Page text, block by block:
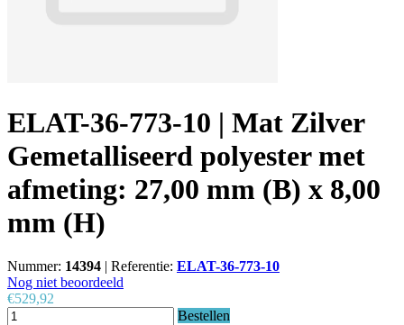
ELAT-36-773-10 | Mat Zilver
Gemetalliseerd polyester met
afmeting: 27,00 mm (B) x 8,00
mm (H)
Nummer: 14394 | Referentie: ELAT-36-773-10
Nog niet beoordeeld
€529,92
Bestellen